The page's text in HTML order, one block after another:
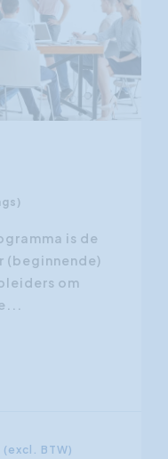
is de
om
(excl. BTW)